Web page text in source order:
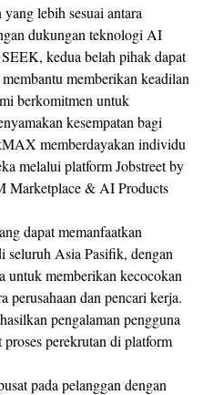
lebih sesuai antara
dukungan teknologi AI
kedua belah pihak dapat
memberikan keadilan
berkomitmen untuk
kesempatan bagi
memberdayakan individu
melalui platform Jobstreet by
Marketplace & AI Products
dapat memanfaatkan
seluruh Asia Pasifik, dengan
untuk memberikan kecocokan
perusahaan dan pencari kerja.
pengalaman pengguna
perekrutan di platform
pada pelanggan dengan